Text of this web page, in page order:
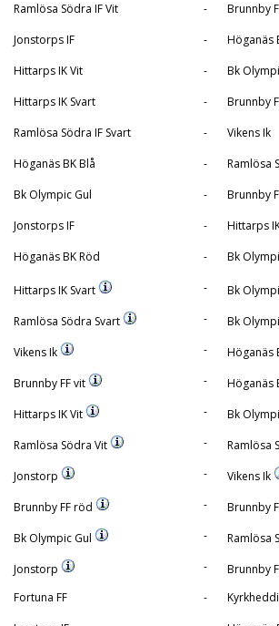
Ramlösa Södra IF Vit - Brunnby
Jonstorps IF - Höganäs
Hittarps IK Vit - Bk
Hittarps IK Svart - Brunnby
Ramlösa Södra IF Svart - Vikens Ik
Höganäs BK Blå - Ramlösa
Bk Olympic Gul - Brunnby
Jonstorps IF - Hittarps
Höganäs BK Röd - Bk
Hittarps IK Svart - Bk
Ramlösa Södra Svart - Bk
Vikens Ik - Höganäs
Brunnby FF vit - Höganäs
Hittarps IK Vit - Bk
Ramlösa Södra Vit - Ramlösa
Jonstorp - Vikens Ik
Brunnby FF röd - Brunnby
Bk Olympic Gul - Ramlösa
Jonstorp - Brunnby
Fortuna FF -